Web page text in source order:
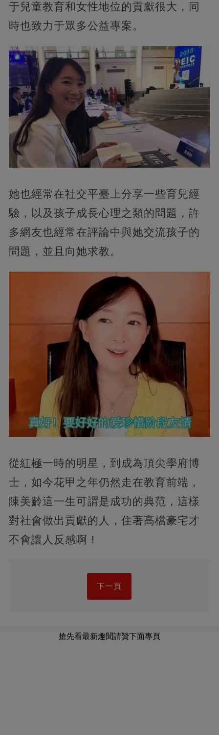
于兒童教育和女性地位的貢獻很大，同
時也致力于眾多公益專案。
她也經常在社交平臺上分享一些育兒經
驗，以及孩子成長心理之類的問題，許
多網友也經常在評論中與她交流孩子的
問題，並且向她求教。
從紅極一時的明星，到成為頂尖學府博
士，如今花甲之年仍然走在教育前端，
陳美齡這一生可謂是成功的典范，這樣
對社會做出貢獻的人，住著高檔豪宅才
不會讓人反感啊！
下一頁
搶先看最新趣聞請贊下面專頁